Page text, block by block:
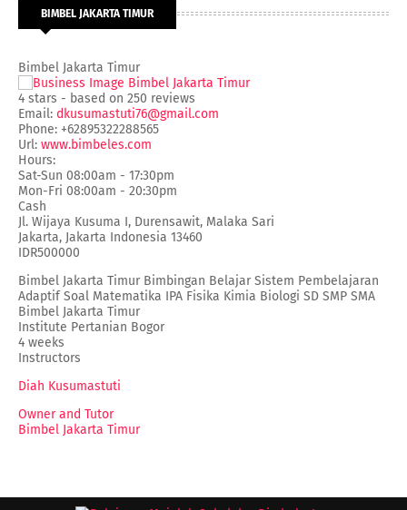
BIMBEL JAKARTA TIMUR
Bimbel Jakarta Timur
4 stars - based on 250 reviews
Email: dkusumastuti76@gmail.com
Phone: +62895322288565
Url: www.bimbeles.com
Hours:
Sat-Sun 08:00am - 17:30pm
Mon-Fri 08:00am - 20:30pm
Cash
Jl. Wijaya Kusuma I, Durensawit, Malaka Sari
Jakarta, Jakarta Indonesia 13460
IDR500000
Bimbel Jakarta Timur Bimbingan Belajar Sistem Pembelajaran
Adaptif Soal Matematika IPA Fisika Kimia Biologi SD SMP SMA
Bimbel Jakarta Timur
Institute Pertanian Bogor
4 weeks
Instructors
Diah Kusumastuti
Owner and Tutor
Bimbel Jakarta Timur